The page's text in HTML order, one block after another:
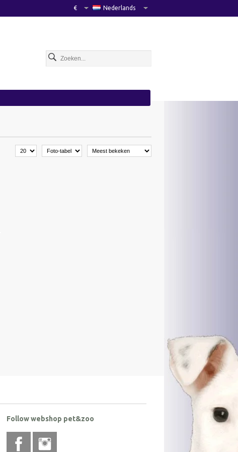
Nederlands
€
Follow webshop pet&zoo